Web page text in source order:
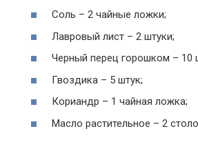
Соль – 2 чайные ложки;
Лавровый лист – 2 штуки;
Черный перец горошком – 10
Гвоздика – 5 штук;
Кориандр – 1 чайная ложка;
Масло растительное – 2